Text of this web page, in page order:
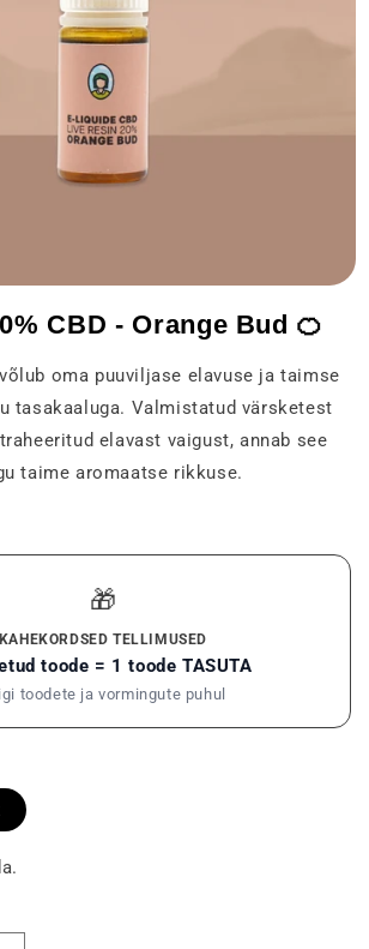
CBD - Orange Bud 🍊
võlub oma puuviljase elavuse ja taimse
tasakaaluga. Valmistatud värsketest
elavast vaigust, annab see
taime aromaatse rikkuse.
🎁
KAHEKORDSED TELLIMUSED
toode = 1 toode TASUTA
toodete ja vormingute puhul